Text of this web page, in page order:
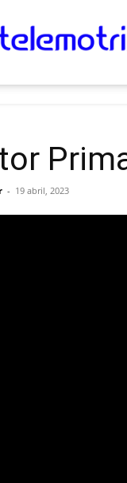
- 19 abril, 2023